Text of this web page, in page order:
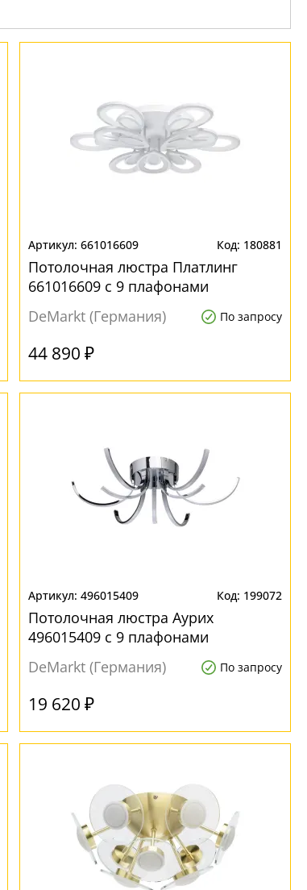
661016609 180881
Потолочная люстра Платлинг
661016609 с 9 плафонами
DeMarkt (Германия)
По запросу
44 890 ₽
496015409 199072
Потолочная люстра Аурих
496015409 с 9 плафонами
DeMarkt (Германия)
По запросу
19 620 ₽